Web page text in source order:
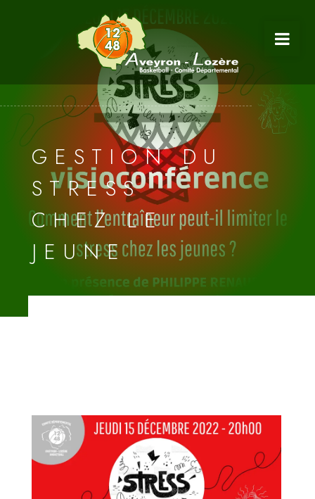
GESTION DU
STRESS
CHEZ LE
JEUNE